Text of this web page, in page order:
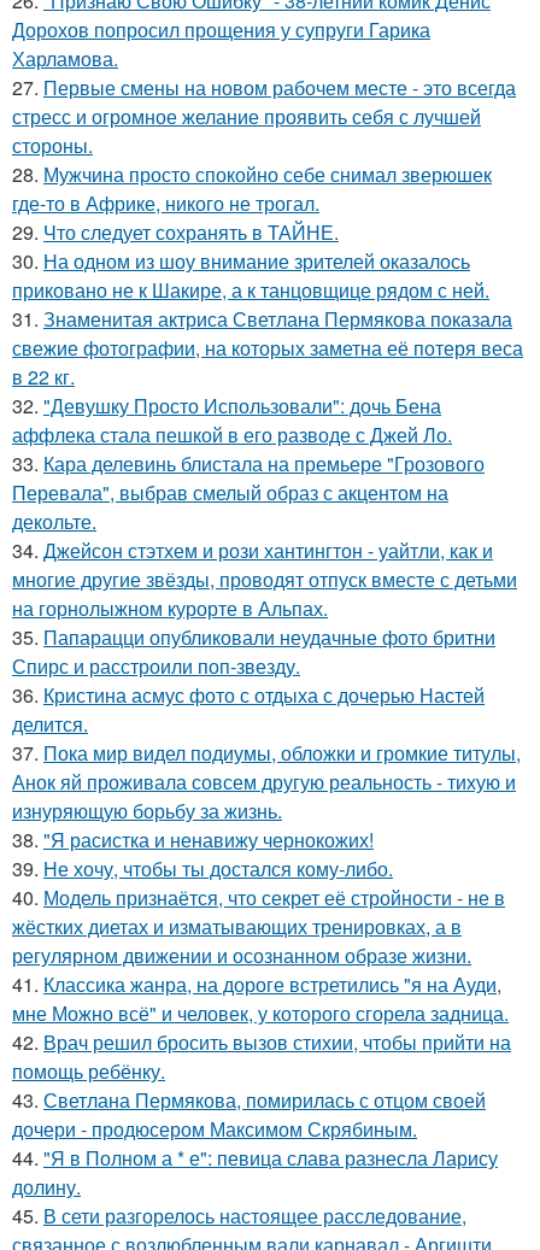
Дорохов попросил прощения у супруги Гарика
Харламова.
27. Первые смены на новом рабочем месте - это всегда
стресс и огромное желание проявить себя с лучшей
стороны.
28. Мужчина просто спокойно себе снимал зверюшек
где-то в Африке, никого не трогал.
29. Что следует сохранять в ТАЙНЕ.
30. На одном из шоу внимание зрителей оказалось
приковано не к Шакире, а к танцовщице рядом с ней.
31. Знаменитая актриса Светлана Пермякова показала
свежие фотографии, на которых заметна её потеря веса
в 22 кг.
32. "Девушку Просто Использовали": дочь Бена
аффлека стала пешкой в его разводе с Джей Ло.
33. Кара делевинь блистала на премьере "Грозового
Перевала", выбрав смелый образ с акцентом на
декольте.
34. Джейсон стэтхем и рози хантингтон - уайтли, как и
многие другие звёзды, проводят отпуск вместе с детьми
на горнолыжном курорте в Альпах.
35. Папарацци опубликовали неудачные фото бритни
Спирс и расстроили поп-звезду.
36. Кристина асмус фото с отдыха с дочерью Настей
делится.
37. Пока мир видел подиумы, обложки и громкие титулы,
Анок яй проживала совсем другую реальность - тихую и
изнуряющую борьбу за жизнь.
38. "Я расистка и ненавижу чернокожих!
39. Не хочу, чтобы ты достался кому-либо.
40. Модель признаётся, что секрет её стройности - не в
жёстких диетах и изматывающих тренировках, а в
регулярном движении и осознанном образе жизни.
41. Классика жанра, на дороге встретились "я на Ауди,
мне Можно всё" и человек, у которого сгорела задница.
42. Врач решил бросить вызов стихии, чтобы прийти на
помощь ребёнку.
43. Светлана Пермякова, помирилась с отцом своей
дочери - продюсером Максимом Скрябиным.
44. "Я в Полном а * е": певица слава разнесла Ларису
долину.
45. В сети разгорелось настоящее расследование,
связанное с возлюбленным вали карнавал - Аргишти